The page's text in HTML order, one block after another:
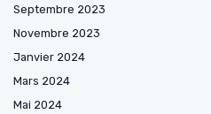
Septembre 2023
Novembre 2023
Janvier 2024
Mars 2024
Mai 2024